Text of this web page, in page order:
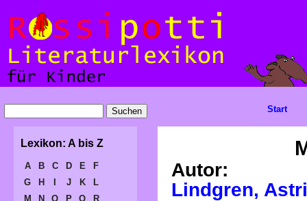
Autor:
Lindgren,
Start
Lexikon: A bis Z
A B C D E
F
G
H J K
L
M
N O P Q
R